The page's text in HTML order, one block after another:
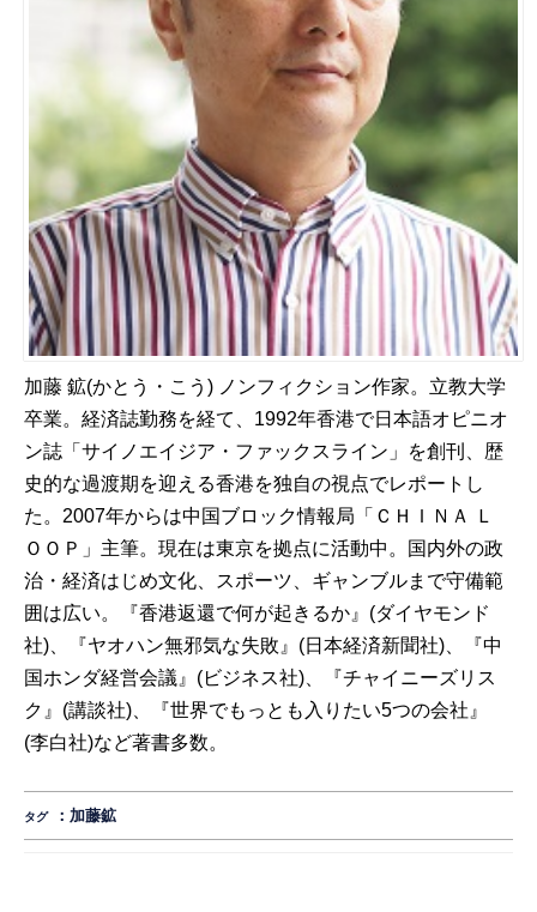
加藤 鉱(かとう・こう) ノンフィクション作家。立教大学
卒業。経済誌勤務を経て、1992年香港で日本語オピニオ
ン誌「サイノエイジア・ファックスライン」を創刊、歴
史的な過渡期を迎える香港を独自の視点でレポートし
た。2007年からは中国ブロック情報局「ＣＨＩＮＡ Ｌ
ＯＯＰ」主筆。現在は東京を拠点に活動中。国内外の政
治・経済はじめ文化、スポーツ、ギャンブルまで守備範
囲は広い。『香港返還で何が起きるか』(ダイヤモンド
社)、『ヤオハン無邪気な失敗』(日本経済新聞社)、『中
国ホンダ経営会議』(ビジネス社)、『チャイニーズリス
ク』(講談社)、『世界でもっとも入りたい5つの会社』
(李白社)など著書多数。
タグ ：加藤鉱